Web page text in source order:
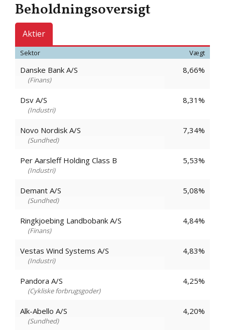
Beholdningsoversigt
Aktier
Sektor Vægt
Danske Bank A/S
Finans
8,66%
Dsv A/S
Industri
8,31%
Novo Nordisk A/S
Sundhed
7,34%
Per Aarsleff Holding Class B
Industri
5,53%
Demant A/S
Sundhed
5,08%
Ringkjoebing Landbobank A/S
Finans
4,84%
Vestas Wind Systems A/S
Industri
4,83%
Pandora A/S
Cykliske forbrugsgoder
4,25%
Alk-Abello A/S
Sundhed
4,20%